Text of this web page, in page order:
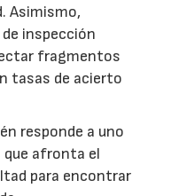
Asimismo,
inspección
fragmentos
tasas de acierto
responde a uno
que afronta el
para encontrar